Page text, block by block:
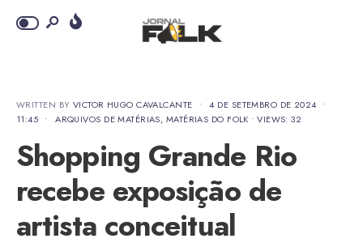
WRITTEN BY VICTOR HUGO CAVALCANTE • 4 DE SETEMBRO DE 2024 •
11:45 • ARQUIVOS DE MATÉRIAS, MATÉRIAS DO FOLK •VIEWS: 32
Shopping Grande Rio
recebe exposição de
artista conceitual